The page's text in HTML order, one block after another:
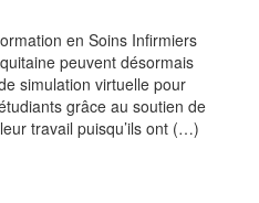
en Soins Infirmiers
peuvent désormais
simulation virtuelle pour
grâce au soutien de
travail puisqu’ils ont (…)